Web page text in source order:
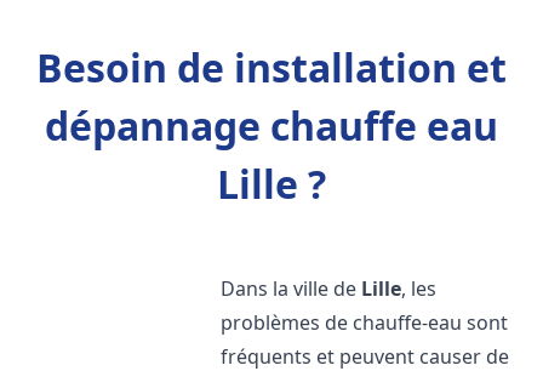
Besoin de installation et
dépannage chauffe eau
Lille ?
Dans la ville de Lille, les
problèmes de chauffe-eau sont
fréquents et peuvent causer de